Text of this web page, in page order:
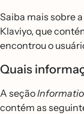
Saiba mais sobre
Klaviyo, que
encontrou o
Quais
A seção
contém as